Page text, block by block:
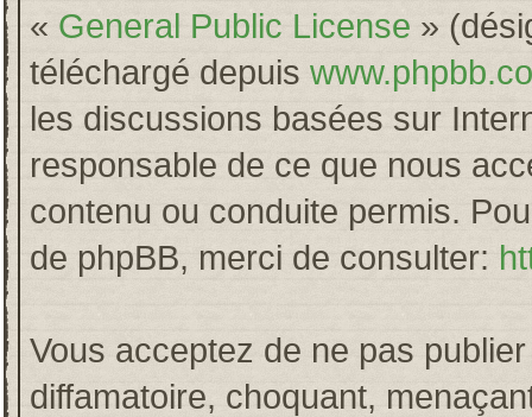
« General Public License »
téléchargé depuis
les discussions basées sur
responsable de ce que nous
contenu ou conduite permis.
de phpBB, merci de consulter:
Vous acceptez de ne pas
diffamatoire, choquant,